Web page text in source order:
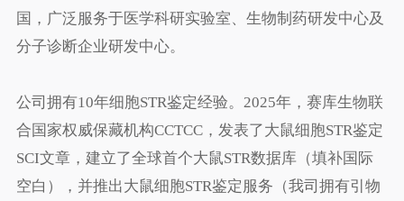
国，广泛服务于医学科研实验室、生物制药研发中心及
分子诊断企业研发中心。
公司拥有10年细胞STR鉴定经验。2025年，赛库生物联
合国家权威保藏机构CCTCC，发表了大鼠细胞STR鉴定
SCI文章，建立了全球首个大鼠STR数据库（填补国际
空白），并推出大鼠细胞STR鉴定服务（我司拥有引物